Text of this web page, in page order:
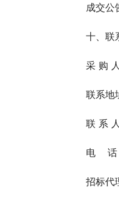
成交公
十、联
采 购
联系地
联 系
电
招标代